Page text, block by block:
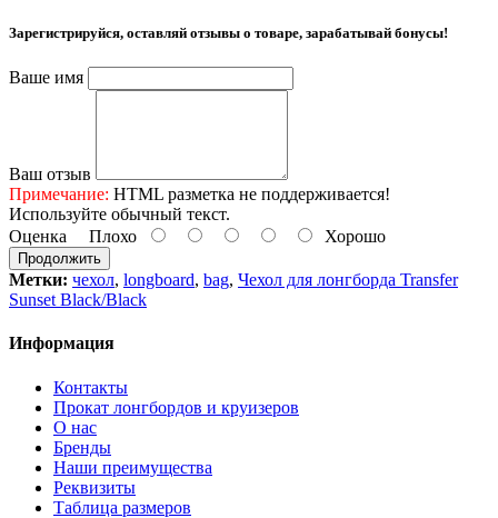
Зарегистрируйся, оставляй отзывы о товаре, зарабатывай бонусы!
Ваше имя
Ваш отзыв
Примечание: HTML разметка не поддерживается!
Используйте обычный текст.
Оценка Плохо Хорошо
Продолжить
Метки: чехол, longboard, bag, Чехол для лонгборда Transfer
Sunset Black/Black
Информация
Контакты
Прокат лонгбордов и круизеров
О нас
Бренды
Наши преимущества
Реквизиты
Таблица размеров